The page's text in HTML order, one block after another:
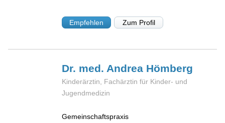
Empfehlen Zum Profil
Dr. med. Andrea Hömberg
Kinderärztin, Fachärztin für Kinder- und
Jugendmedizin
Gemeinschaftspraxis